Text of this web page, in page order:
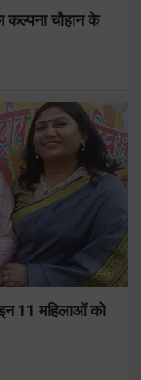
कल्पना चौहान के
11 महिलाओं को